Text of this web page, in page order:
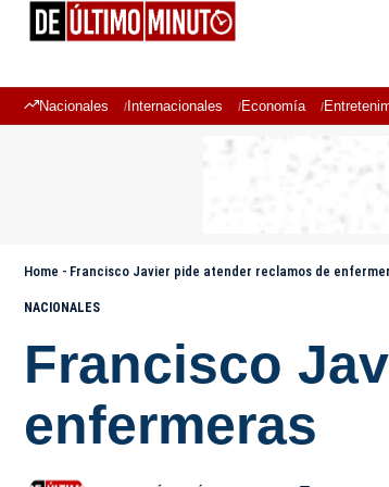
Nacionales Internacionales Economía
Home - Francisco Javier pide atender reclamos de
NACIONALES
Francisco
enfermeras